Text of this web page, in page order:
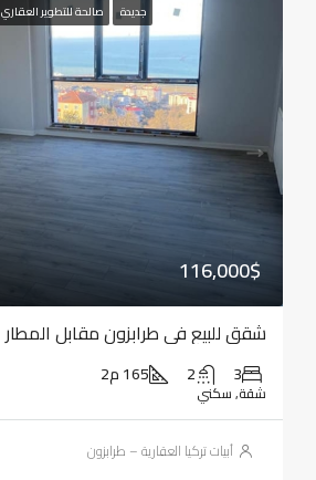
جديدة صالحة للتطوير العقاري
116,000$
شقق للبيع في طرابزون مقابل المطار
3
2 165 م2
شقة, سكني
أبيات تركيا العقارية – طرابزون